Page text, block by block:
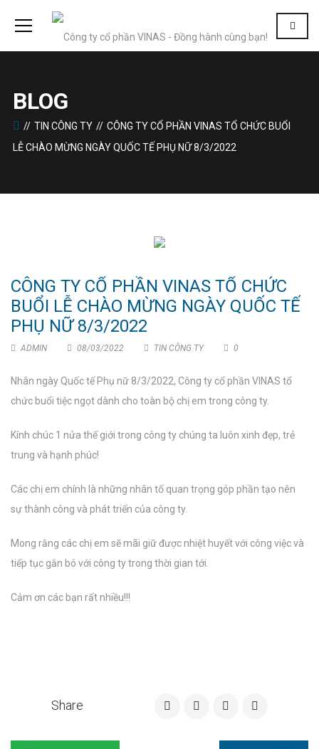
BLOG
TIN CÔNG TY
CÔNG TY CỔ PHẦN VINAS TỔ CHỨC BUỔI
LỄ CHÀO MỪNG NGÀY QUỐC TẾ PHỤ NỮ 8/3/2022
CÔNG TY CỔ PHẦN VINAS TỔ CHỨC
BUỔI LỄ CHÀO MỪNG NGÀY QUỐC TẾ
PHỤ NỮ 8/3/2022
ADMIN 08/03/2022 TIN CÔNG TY 0
Nhân ngày Quốc tế Phụ nữ 8/3/2022, Công ty cổ phần VINAS tổ
chức buổi tiệc ngọt dành cho toàn bộ chị em trong công ty.
Kính chúc 1 nửa thế giới trong công ty chúng ta luôn xinh đẹp, trẻ
trung và hạnh phúc!
Các chị em chính là những nhân tố quan trọng góp phần tạo nên
sự thành công và phát triển của công ty.
Mong rằng các chị em sẽ mãi giữ được nhiệt huyết với công việc và
tiếp tục gắn bó với công ty trong thời gian tới.
Cảm ơn các bạn rất nhiều!!!
Share